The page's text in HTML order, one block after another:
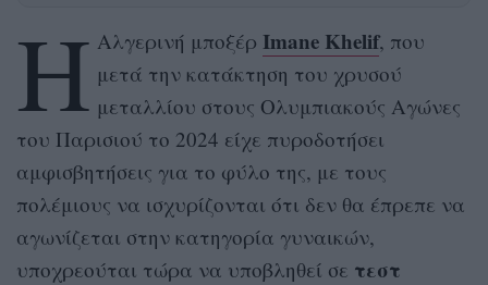
Η Αλγερινή μποξέρ Imane Khelif, που
μετά την κατάκτηση του χρυσού
μεταλλίου στους Ολυμπιακούς Αγώνες
του Παρισιού το 2024 είχε πυροδοτήσει
αμφισβητήσεις για το φύλο της, με τους
πολέμιους να ισχυρίζονται ότι δεν θα έπρεπε να
αγωνίζεται στην κατηγορία γυναικών,
υποχρεούται τώρα να υποβληθεί σε τεστ